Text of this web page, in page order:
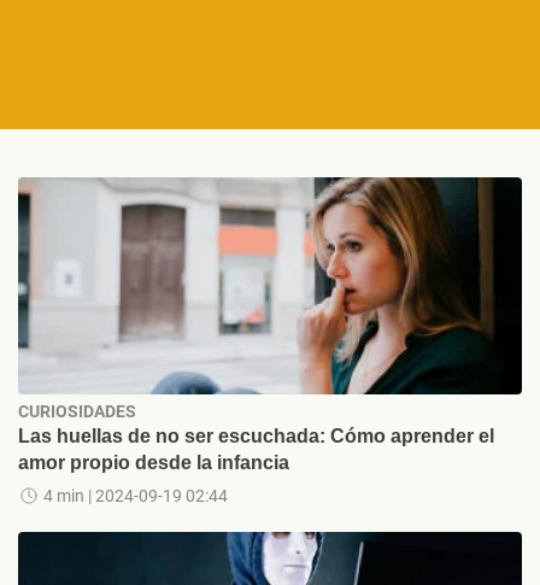
CURIOSIDADES
Las huellas de no ser escuchada: Cómo aprender el
amor propio desde la infancia
4 min | 2024-09-19 02:44